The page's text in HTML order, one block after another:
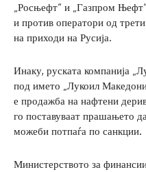
„Росњефт“ и „Газпром
и против оператори од
на приходи на Русија.
Инаку, руската компанија
под името „Лукоил
е продажба на нафтени
го поставуваат прашањето
можеби потпаѓа по санкции.
Министерството за